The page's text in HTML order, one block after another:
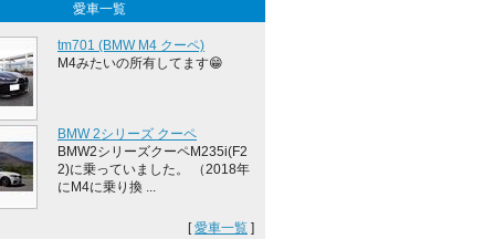
愛車一覧
tm701 (BMW M4 クーペ)
M4みたいの所有してます😁
BMW 2シリーズ クーペ
BMW2シリーズクーペM235i(F2
2)に乗っていました。 （2018年
にM4に乗り換 ...
[愛車一覧 ]